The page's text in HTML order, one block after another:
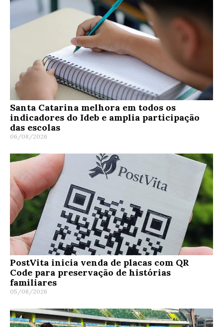
Santa Catarina melhora em todos os
indicadores do Ideb e amplia participação
das escolas
06/08/2026
PostVita inicia venda de placas com QR
Code para preservação de histórias
familiares
05/08/2026